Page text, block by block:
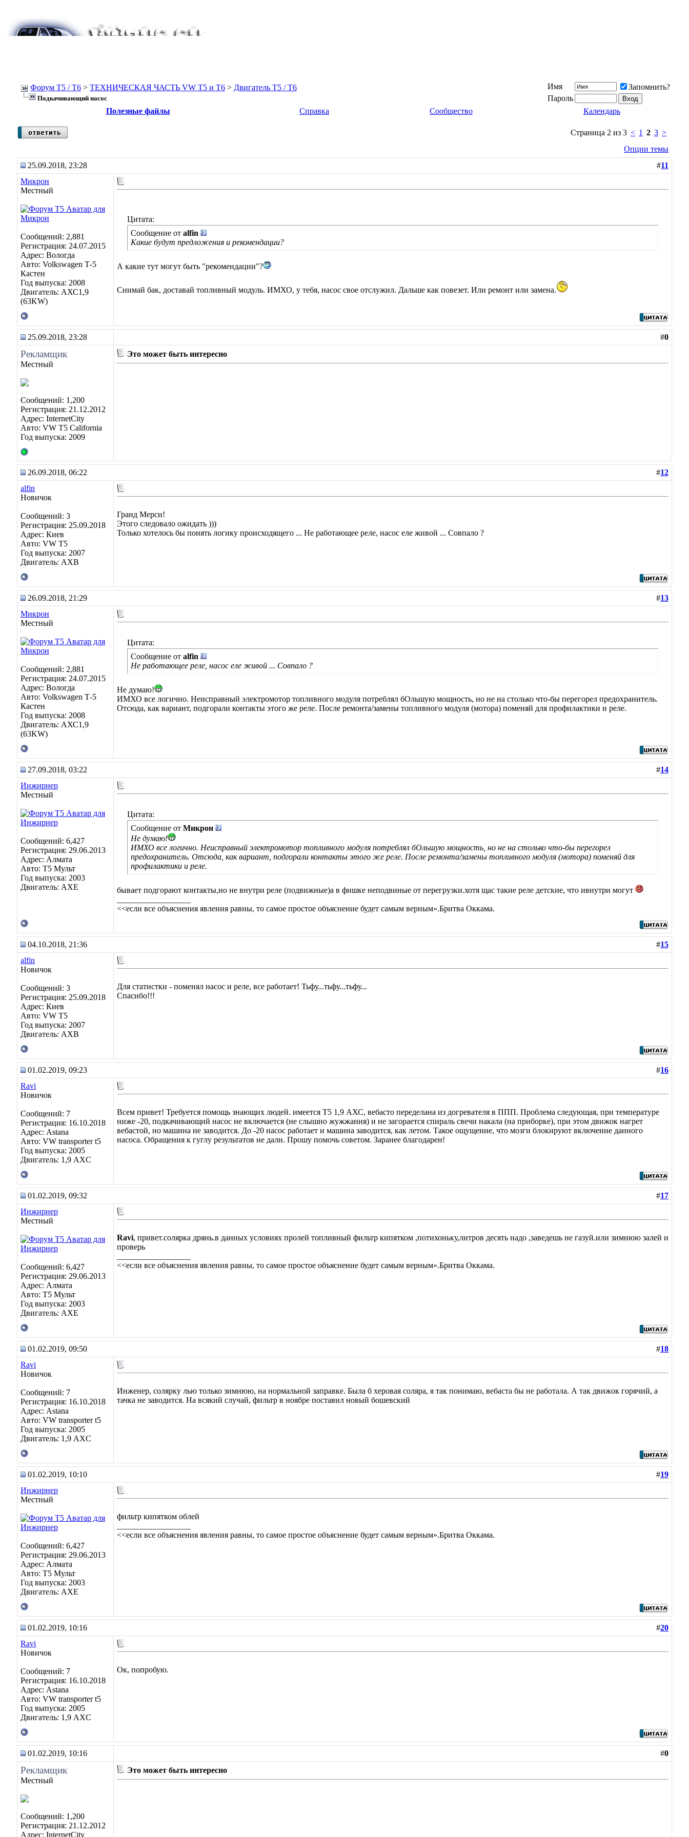
Форум Т5 / T6 > ТЕХНИЧЕСКАЯ ЧАСТЬ VW T5 и T6 > Двигатель Т5 / T6
Подкачивающий насос
Имя
Запомнить?
Пароль
Полезные файлы
Справка Сообщество Календарь
Страница 2 из 3 < 1 2 3 >
Опции темы
25.09.2018, 23:28
#11
Микрон
Местный
Сообщений: 2,881
Регистрация: 24.07.2015
Адрес: Вологда
Авто: Volkswagen Т-5
Кастен
Год выпуска: 2008
Двигатель: АХС1,9
(63KW)
Цитата:
Сообщение от alfin
Какие будут предложения и рекомендации?
А какие тут могут быть "рекомендации"?
Снимай бак, доставай топливный модуль. ИМХО, у тебя, насос свое отслужил. Дальше как повезет. Или ремонт или замена.
25.09.2018, 23:28 #0
Рекламщик
Местный
Сообщений: 1,200
Регистрация: 21.12.2012
Адрес: InternetCity
Авто: VW T5 California
Год выпуска: 2009
Это может быть интересно
26.09.2018, 06:22 #12
alfin
Новичок
Сообщений: 3
Регистрация: 25.09.2018
Адрес: Киев
Авто: VW T5
Год выпуска: 2007
Двигатель: AXB
Гранд Мерси!
Этого следовало ожидать )))
Только хотелось бы понять логику происходящего ... Не работающее реле, насос еле живой ... Совпало ?
26.09.2018, 21:29 #13
Микрон
Местный
Сообщений: 2,881
Регистрация: 24.07.2015
Адрес: Вологда
Авто: Volkswagen Т-5
Кастен
Год выпуска: 2008
Двигатель: АХС1,9
(63KW)
Цитата:
Сообщение от alfin
Не работающее реле, насос еле живой ... Совпало ?
Не думаю!
ИМХО все логично. Неисправный электромотор топливного модуля потреблял бОльшую мощность, но не на столько что-бы перегорел предохранитель.
Отсюда, как вариант, подгорали контакты этого же реле. После ремонта/замены топливного модуля (мотора) поменяй для профилактики и реле.
27.09.2018, 03:22 #14
Инжирнер
Местный
Сообщений: 6,427
Регистрация: 29.06.2013
Адрес: Алмата
Авто: Т5 Мульт
Год выпуска: 2003
Двигатель: АХЕ
Цитата:
Сообщение от Микрон
Не думаю!
ИМХО все логично. Неисправный электромотор топливного модуля потреблял бОльшую мощность, но не на столько что-бы перегорел
предохранитель. Отсюда, как вариант, подгорали контакты этого же реле. После ремонта/замены топливного модуля (мотора) поменяй для
профилактики и реле.
бывает подгорают контакты,но не внутри реле (подвижные)а в фишке неподвиные от перегрузки.хотя щас такие реле детские, что ивнутри могут
<<если все объяснения явления равны, то самое простое объяснение будет самым верным».Бритва Оккама.
04.10.2018, 21:36 #15
alfin
Новичок
Сообщений: 3
Регистрация: 25.09.2018
Адрес: Киев
Авто: VW T5
Год выпуска: 2007
Двигатель: AXB
Для статистки - поменял насос и реле, все работает! Тьфу...тьфу...тьфу...
Спасибо!!!
01.02.2019, 09:23 #16
Ravi
Новичок
Сообщений: 7
Регистрация: 16.10.2018
Адрес: Astana
Авто: VW transporter t5
Год выпуска: 2005
Двигатель: 1,9 AXC
Всем привет! Требуется помощь знающих людей. имеется Т5 1,9 АХС, вебасто переделана из догревателя в ППП. Проблема следующая, при температуре
ниже -20, подкачивающий насос не включается (не слышно жужжания) и не загорается спираль свечи накала (на приборке), при этом движок нагрет
вебастой, но машина не заводится. До -20 насос работает и машина заводится, как летом. Такое ощущение, что мозги блокируют включение данного
насоса. Обращения к гуглу результатов не дали. Прошу помочь советом. Заранее благодарен!
01.02.2019, 09:32 #17
Инжирнер
Местный
Сообщений: 6,427
Регистрация: 29.06.2013
Адрес: Алмата
Авто: Т5 Мульт
Год выпуска: 2003
Двигатель: АХЕ
Ravi, привет.солярка дрянь.в данных условиях пролей топливный фильтр кипятком ,потихоньку,литров десять надо ,заведешь не газуй.или зимнюю залей и
проверь
<<если все объяснения явления равны, то самое простое объяснение будет самым верным».Бритва Оккама.
01.02.2019, 09:50 #18
Ravi
Новичок
Сообщений: 7
Регистрация: 16.10.2018
Адрес: Astana
Авто: VW transporter t5
Год выпуска: 2005
Двигатель: 1,9 AXC
Инженер, солярку лью только зимнюю, на нормальной заправке. Была б херовая соляра, я так понимаю, вебаста бы не работала. А так движок горячий, а
тачка не заводится. На всякий случай, фильтр в ноябре поставил новый бошевский
01.02.2019, 10:10 #19
Инжирнер
Местный
Сообщений: 6,427
Регистрация: 29.06.2013
Адрес: Алмата
Авто: Т5 Мульт
Год выпуска: 2003
Двигатель: АХЕ
фильтр кипятком облей
<<если все объяснения явления равны, то самое простое объяснение будет самым верным».Бритва Оккама.
01.02.2019, 10:16 #20
Ravi
Новичок
Сообщений: 7
Регистрация: 16.10.2018
Адрес: Astana
Авто: VW transporter t5
Год выпуска: 2005
Двигатель: 1,9 AXC
Ок, попробую.
01.02.2019, 10:16 #0
Рекламщик
Местный
Сообщений: 1,200
Регистрация: 21.12.2012
Адрес: InternetCity
Это может быть интересно